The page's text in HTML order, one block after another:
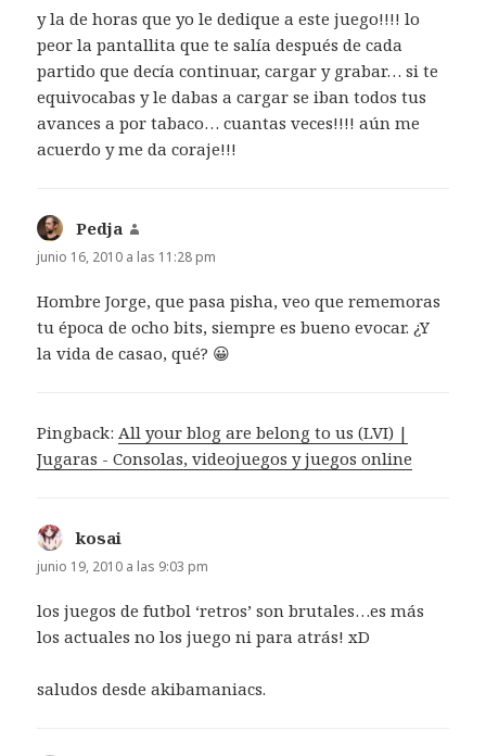
y la de horas que yo le dedique a este juego!!!! lo
peor la pantallita que te salía después de cada
partido que decía continuar, cargar y grabar… si te
equivocabas y le dabas a cargar se iban todos tus
avances a por tabaco… cuantas veces!!!! aún me
acuerdo y me da coraje!!!
Pedja
junio 16, 2010 a las 11:28 pm
Hombre Jorge, que pasa pisha, veo que rememoras
tu época de ocho bits, siempre es bueno evocar. ¿Y
la vida de casao, qué? 😀
Pingback:All your blog are belong to us (LVI) |
Jugaras - Consolas, videojuegos y juegos online
kosai
junio 19, 2010 a las 9:03 pm
los juegos de futbol ‘retros’ son brutales…es más
los actuales no los juego ni para atrás! xD
saludos desde akibamaniacs.